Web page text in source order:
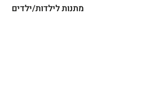
מתנות לילדות/ילדים